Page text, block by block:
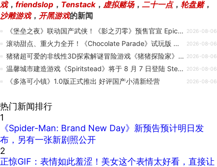
戏， friendslop ， Tenstack， 虚拟赌场， 二十一点， 轮盘赌，
沙雕游戏， 开黑游戏的新闻
《堡垒之夜》联动国产武侠！《影之刃零》预售官宣 Epic发海报贺喜 2026-08-06
滚动甜点、重火力全开！《Chocolate Parade》试玩版 将于8月6日登陆Steam 2026-08-06
猪猪超可爱的非线性3D探索解谜冒险游戏《猪猪探险家》推出免费试玩版，现可体验游戏序章！ 2026-08-06
温馨城市建造游戏《Spiritstead》将于 8 月 7 日登陆 Steam 2026-08-06
《多洛可小镇》1.0版正式推出 好评国产小清新经营 2026-08-06
热门新闻排行
1
《Spider-Man: Brand New Day》新预告预计明日发
布，另有一张新剧照公开
2
正惊GIF：表情如此羞涩！美女这个表情太好看，直接让